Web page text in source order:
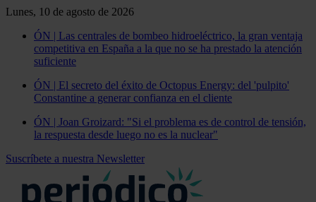
Lunes, 10 de agosto de 2026
ÓN | Las centrales de bombeo hidroeléctrico, la gran ventaja
competitiva en España a la que no se ha prestado la atención
suficiente
ÓN | El secreto del éxito de Octopus Energy: del 'pulpito'
Constantine a generar confianza en el cliente
ÓN | Joan Groizard: "Si el problema es de control de tensión,
la respuesta desde luego no es la nuclear"
Suscríbete a nuestra Newsletter